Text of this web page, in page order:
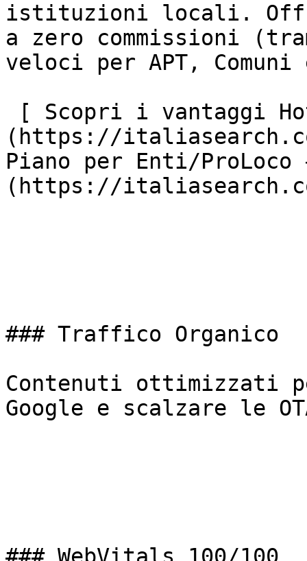
istituzioni locali.
a zero commissioni
veloci per APT,
(https://
Piano per Enti/
(https://
### Traffico Organico
Contenuti ottimizzati
Google e scalzare le